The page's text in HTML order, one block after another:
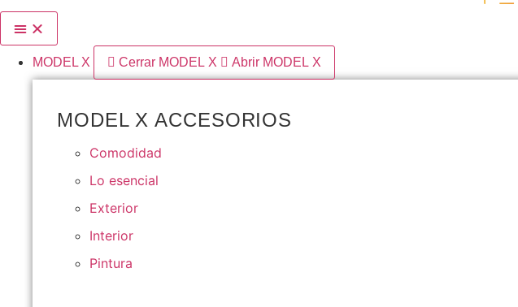
MODEL X Cerrar MODEL X Abrir MODEL X
MODEL X ACCESORIOS
Comodidad
Lo esencial
Exterior
Interior
Pintura